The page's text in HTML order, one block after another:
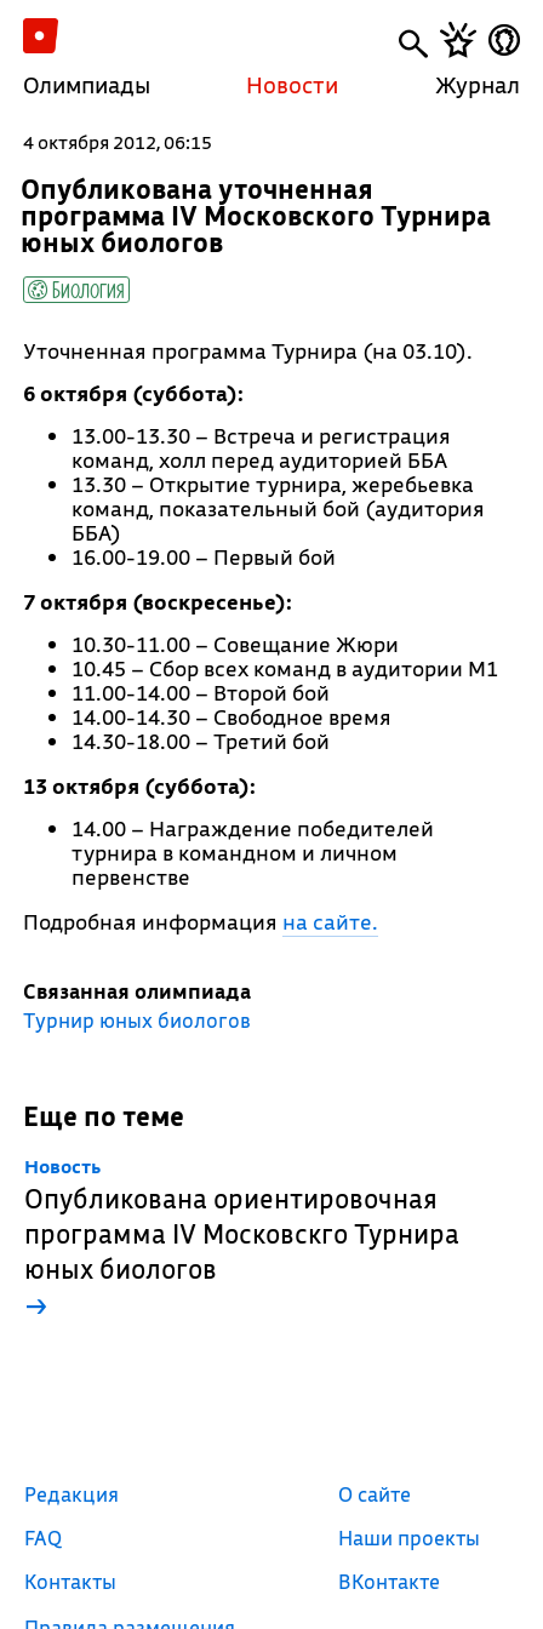
Олимпиады Новости Журнал
4 октября 2012, 06:15
Опубликована уточненная
программа IV Московского Турнира
юных биологов
Биология
Уточненная программа Турнира (на 03.10).
6 октября (суббота):
13.00-13.30 – Встреча и регистрация
команд, холл перед аудиторией ББА
13.30 – Открытие турнира, жеребьевка
команд, показательный бой (аудитория
ББА)
16.00-19.00 – Первый бой
7 октября (воскресенье):
10.30-11.00 – Совещание Жюри
10.45 – Сбор всех команд в аудитории М1
11.00-14.00 – Второй бой
14.00-14.30 – Свободное время
14.30-18.00 – Третий бой
13 октября (суббота):
14.00 – Награждение победителей
турнира в командном и личном
первенстве
Подробная информация на сайте.
Связанная олимпиада
Турнир юных биологов
Еще по теме
Новость
Опубликована ориентировочная
программа IV Московскго Турнира
юных биологов
→
Редакция
FAQ
Контакты
О сайте
Наши проекты
ВКонтакте